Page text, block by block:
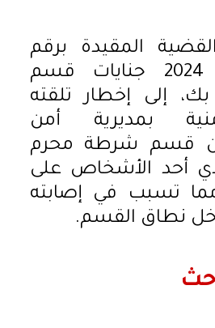
المقيدة برقم
10697 لسنة 2024 جنايات قسم
إلى إخطار تلقته
بمديرية أمن
من قسم شرطة محرم
أحد الأشخاص على
تسبب في إصابته
نطاق القسم.